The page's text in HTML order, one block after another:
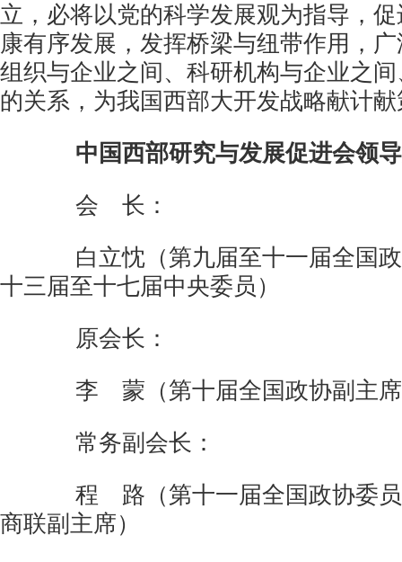
立，必将以党的科学发展观为指导，
康有序发展，发挥桥梁与纽带作用，
组织与企业之间、科研机构与企业之
的关系，为我国西部大开发战略献计
中国西部研究与发展促进会领
会 长：
白立忱（第九届至十一届全国政
十三届至十七届中央委员）
原会长：
李 蒙（第十届全国政协副主
常务副会长：
程 路（第十一届全国政协委
商联副主席）